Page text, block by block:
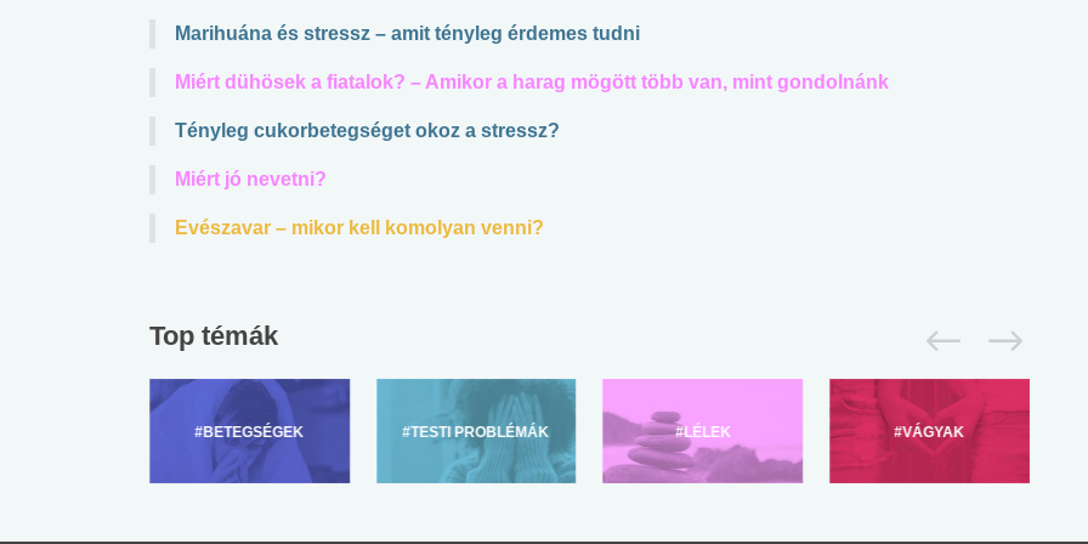
Marihuána és stressz – amit tényleg érdemes tudni
Miért dühösek a fiatalok? – Amikor a harag mögött több van, mint gondolnánk
Tényleg cukorbetegséget okoz a stressz?
Miért jó nevetni?
Evészavar – mikor kell komolyan venni?
Top témák
#BETEGSÉGEK #TESTI PROBLÉMÁK #LÉLEK #VÁGYAK